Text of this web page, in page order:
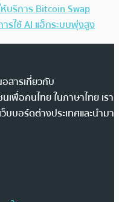
บริการ Bitcoin Swap
รใช้ AI แฮ็กระบบพุ่งสูง
สารเกี่ยวกับ
เพื่อคนไทย ในภาษาไทย เรา
บบอร์ดต่างประเทศและนำมา